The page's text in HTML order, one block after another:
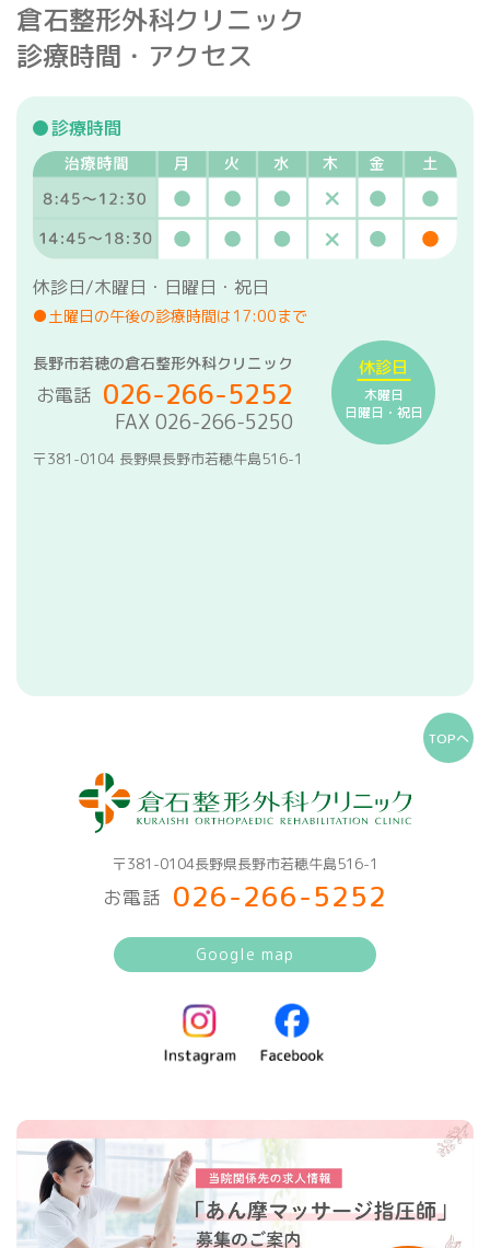
倉石整形外科クリニック
診療時間・アクセス
診療時間
休診日/木曜日・日曜日・祝日
●土曜日の午後の診療時間は17:00まで
長野市若穂の倉石整形外科クリニック
お電話 026-266-5252
FAX 026-266-5250
〒381-0104 長野県長野市若穂牛島516-1
休診日
木曜日
日曜日・祝日
TOPへ
〒381-0104長野県長野市若穂牛島516-1
お電話 026-266-5252
Google map